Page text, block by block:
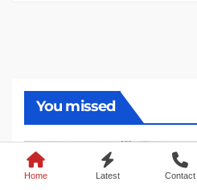
You missed
Home Latest Contact